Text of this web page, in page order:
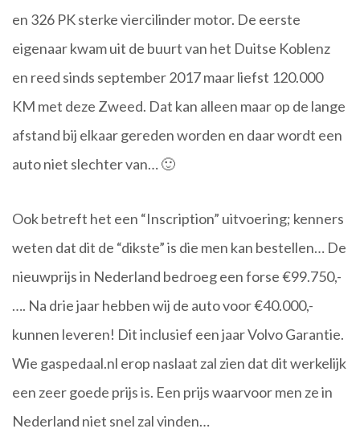
en 326 PK sterke viercilinder motor. De eerste
eigenaar kwam uit de buurt van het Duitse Koblenz
en reed sinds september 2017 maar liefst 120.000
KM met deze Zweed. Dat kan alleen maar op de lange
afstand bij elkaar gereden worden en daar wordt een
auto niet slechter van… 🙂
Ook betreft het een “Inscription” uitvoering; kenners
weten dat dit de “dikste” is die men kan bestellen… De
nieuwprijs in Nederland bedroeg een forse €99.750,-
…. Na drie jaar hebben wij de auto voor €40.000,-
kunnen leveren! Dit inclusief een jaar Volvo Garantie.
Wie gaspedaal.nl erop naslaat zal zien dat dit werkelijk
een zeer goede prijs is. Een prijs waarvoor men ze in
Nederland niet snel zal vinden…